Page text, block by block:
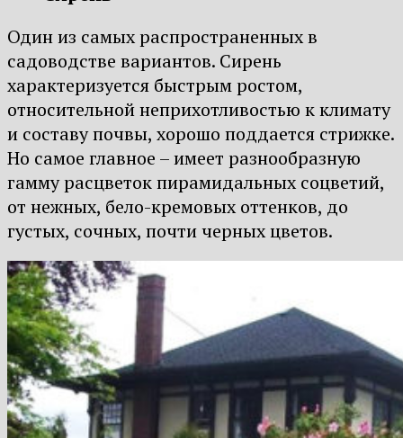
Один из самых распространенных в
садоводстве вариантов. Сирень
характеризуется быстрым ростом,
относительной неприхотливостью к климату
и составу почвы, хорошо поддается стрижке.
Но самое главное – имеет разнообразную
гамму расцветок пирамидальных соцветий,
от нежных, бело-кремовых оттенков, до
густых, сочных, почти черных цветов.